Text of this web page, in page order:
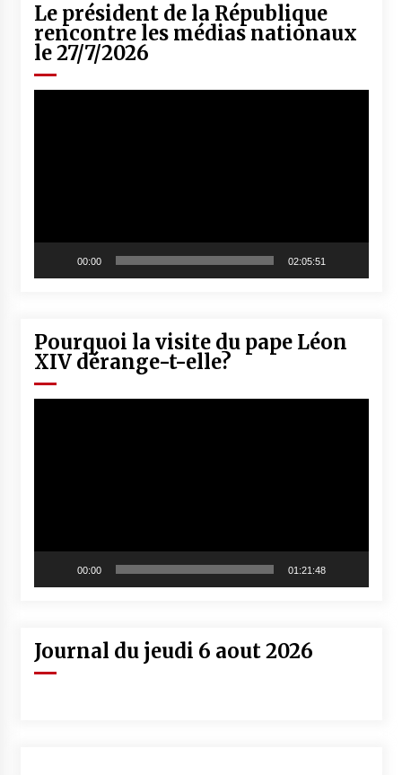
Le président de la République
rencontre les médias nationaux
le 27/7/2026
00:00 02:05:51
Pourquoi la visite du pape Léon
XIV dérange-t-elle?
00:00 01:21:48
Journal du jeudi 6 aout 2026